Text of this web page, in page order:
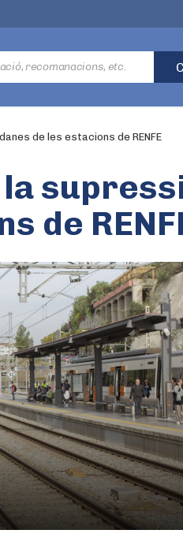
de les estacions de RENFE
de